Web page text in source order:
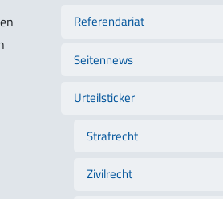
Referendariat
Seitennews
Urteilsticker
Strafrecht
Zivilrecht